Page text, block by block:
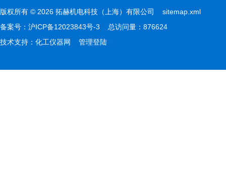
版权所有 © 2026 拓赫机电科技（上海）有限公司 sitemap.xml
备案号： 沪ICP备12023843号-3 总访问量：876624
技术支持： 化工仪器网 管理登陆